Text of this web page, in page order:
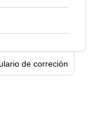
de correción